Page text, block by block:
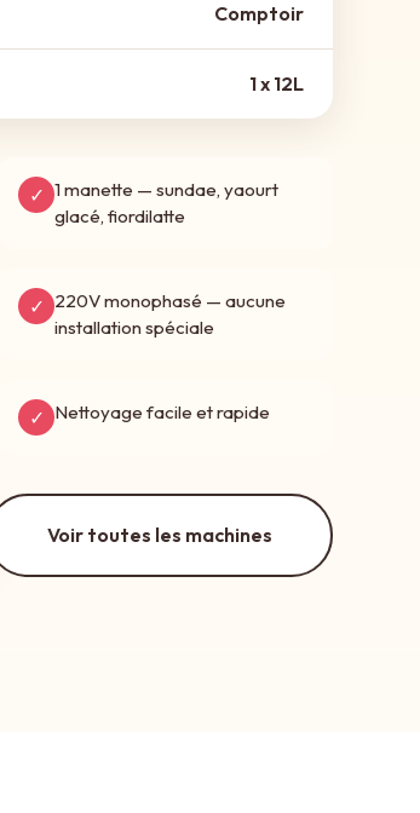
Comptoir
1 x 12L
✓ 1 manette — sundae, yaourt
glacé, fiordilatte
✓ 220V monophasé — aucune
installation spéciale
✓ Nettoyage facile et rapide
Voir toutes les machines